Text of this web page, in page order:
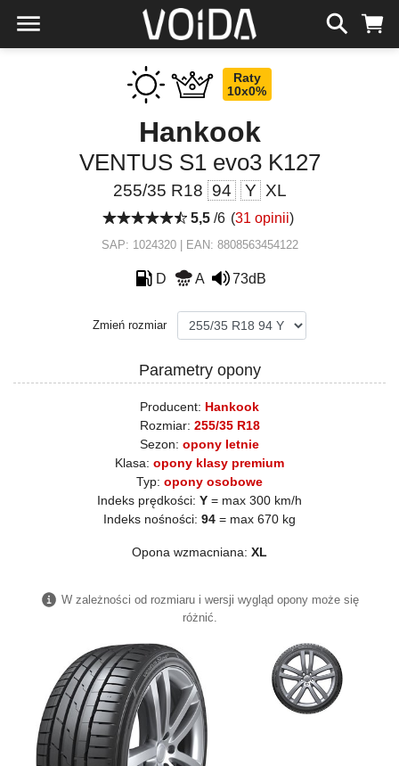
Raty
10x0%
Hankook
VENTUS S1 evo3 K127
255/35 R18 94 Y XL
5,5/6 (31 opinii)
SAP: 1024320 | EAN: 8808563454122
D A 73dB
Zmień rozmiar
Parametry opony
Producent: Hankook
Rozmiar: 255/35 R18
Sezon: opony letnie
Klasa: opony klasy premium
Typ: opony osobowe
Indeks prędkości: Y = max 300 km/h
Indeks nośności: 94 = max 670 kg
Opona wzmacniana: XL
W zależności od rozmiaru i wersji wygląd opony może się
różnić.